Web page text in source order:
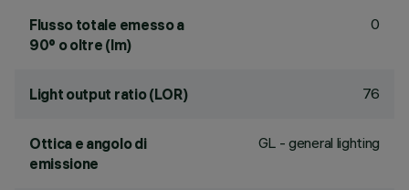
Flusso totale emesso a
90° o oltre (lm)
0
Light output ratio (LOR) 76
Ottica e angolo di
emissione
GL - general lighting